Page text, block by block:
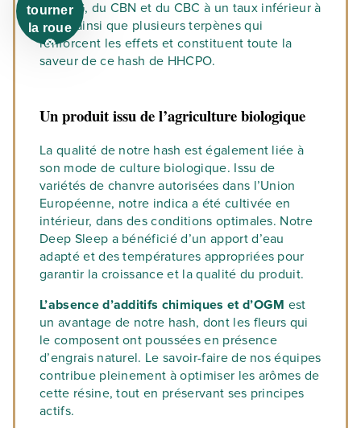
du CBG, du CBN et du CBC à un taux inférieur à
0,6%, ainsi que plusieurs terpènes qui
renforcent les effets et constituent toute la
saveur de ce hash de HHCPO.
Un produit issu de l’agriculture biologique
La qualité de notre hash est également liée à
son mode de culture biologique. Issu de
variétés de chanvre autorisées dans l’Union
Européenne, notre indica a été cultivée en
intérieur, dans des conditions optimales. Notre
Deep Sleep a bénéficié d’un apport d’eau
adapté et des températures appropriées pour
garantir la croissance et la qualité du produit.
L’absence d’additifs chimiques et d’OGM est
un avantage de notre hash, dont les fleurs qui
le composent ont poussées en présence
d’engrais naturel. Le savoir-faire de nos équipes
contribue pleinement à optimiser les arômes de
cette résine, tout en préservant ses principes
actifs.
tourner
la roue
🎡